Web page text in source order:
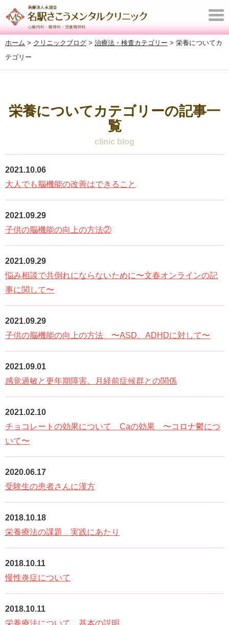
T
o
g
l
i
ホーム > クリニックブログ > 治療法・検査カテゴリー > 栄養についてカ
テゴリー
栄養についてカテゴリーの記事一
覧
clinic blog
2021.10.06
大人でも脳機能の改善はできること
2021.09.29
子供の脳機能の向上の方法②
2021.09.29
悩み相談で共倒れにならないために〜文春オンラインの記
事に関して〜
2021.09.29
子供の脳機能の向上の方法 〜ASD、ADHDに対して〜
2021.09.01
感覚過敏と更年期障害、月経前症候群との関係
2021.02.10
チョコレートの効果について Caの効果 〜コロナ鬱につ
いて〜
2020.06.17
受験生の患者さんに漢方
2018.10.18
栄養療法の課題 実践にあたり
2018.10.11
慢性炎症について
2018.10.11
栄養療法について 基本の説明